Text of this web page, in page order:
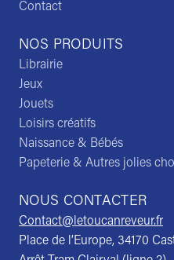
NOS PRODUITS
Librairie
Jeux
Jouets
Loisirs créatifs
Naissance & Bébés
Papeterie & Autres jolies
NOUS CONTACTER
Contact@letoucanreveur.fr
Place de l’Europe, 34170
Contact